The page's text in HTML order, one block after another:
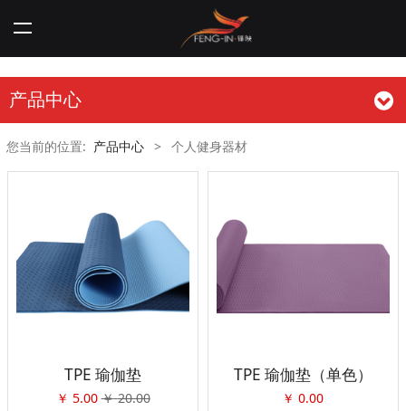
产品中心
您当前的位置: 产品中心 > 个人健身器材
TPE 瑜伽垫
￥ 5.00 ￥ 20.00
TPE 瑜伽垫（单色）
￥ 0.00